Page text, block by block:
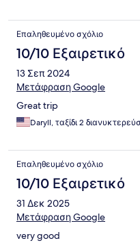
Επαληθευμένο σχόλιο
10/10 Εξαιρετικό
13 Σεπ 2024
Μετάφραση Google
Great trip
Daryll, ταξίδι 2
Επαληθευμένο σχόλιο
10/10 Εξαιρετικό
31 Δεκ 2025
Μετάφραση Google
very good